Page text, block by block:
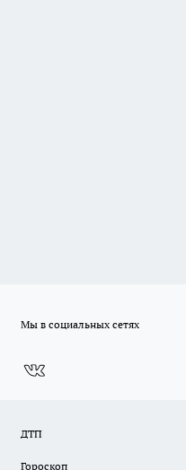
Мы в социальных сетях
ДТП
Гороскоп